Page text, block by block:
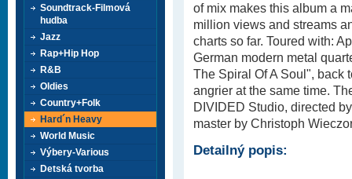
of mix makes this album a
million views and streams
charts so far. Toured with:
German modern metal
The Spiral Of A Soul", back
angrier at the same time.
DIVIDED Studio, directed
master by Christoph
Detailný popis:
Soundtrack-Filmová
hudba
Jazz
Rap+Hip Hop
R&B
Oldies
Country+Folk
Hard´n Heavy
World Music
Výbery-Various
Detská tvorba